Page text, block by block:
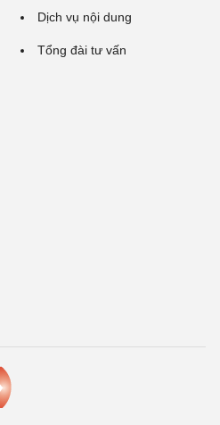
Dịch vụ nội dung
Tổng đài tư vấn